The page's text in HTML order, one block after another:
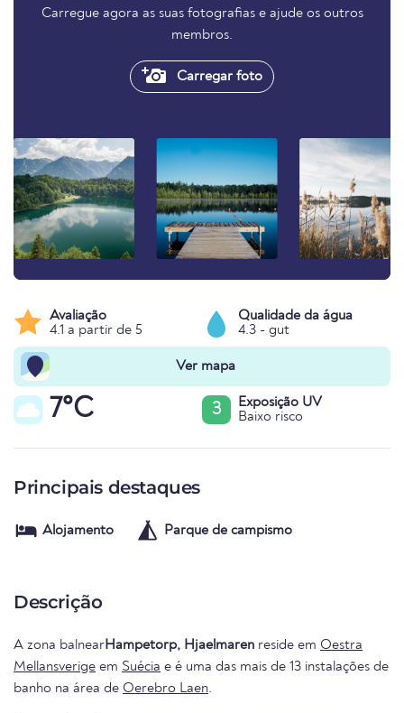
Carregue agora as suas fotografias e ajude os outros
membros.
Carregar foto
Avaliação
4.1 a partir de 5
Qualidade da água
4.3 - gut
Ver mapa
7°C 3
Exposição UV
Baixo risco
Principais destaques
Alojamento Parque de campismo
Descrição
A zona balnearHampetorp, Hjaelmaren reside em Oestra
Mellansverige em Suécia e é uma das mais de 13 instalações de
banho na área de Oerebro Laen.